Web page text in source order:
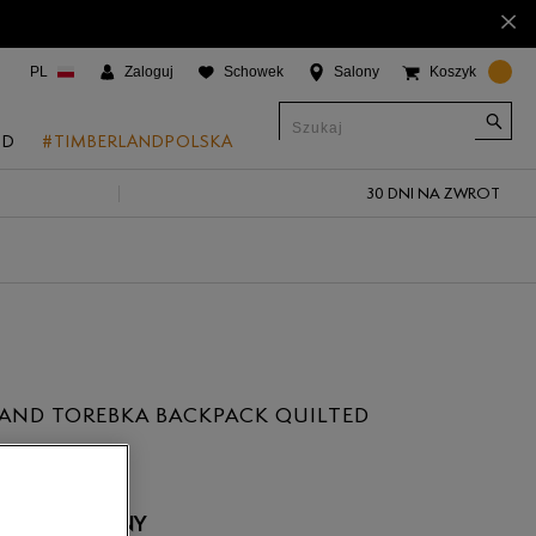
×
#TIMBERLANDPOLSKA
PL Zaloguj Schowek Salony Koszyk
30 DNI NA ZWROT
TOREBKA BACKPACK QUILTED
NIEDOSTĘPNY